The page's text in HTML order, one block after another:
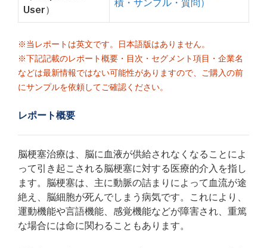
User）
積・サンプル・質問）
※当レポートは英文です。日本語版はありません。
※下記記載のレポート概要・目次・セグメント項目・企業名
などは最新情報ではない可能性がありますので、ご購入の前
にサンプルを依頼してご確認ください。
レポート概要
脳梗塞治療は、脳に血液が供給されなくなることによ
って引き起こされる脳梗塞に対する医療的介入を指し
ます。脳梗塞は、主に動脈の詰まりによって血流が途
絶え、脳細胞が死んでしまう病気です。これにより、
運動機能や言語機能、感覚機能などが障害され、重篤
な場合には命に関わることもあります。